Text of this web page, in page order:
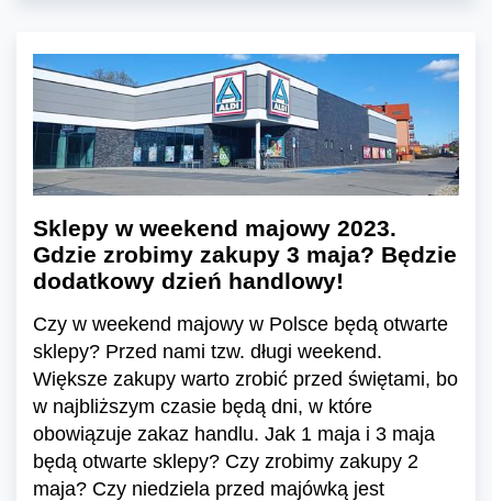
Sklepy w weekend majowy 2023.
Gdzie zrobimy zakupy 3 maja? Będzie
dodatkowy dzień handlowy!
Czy w weekend majowy w Polsce będą otwarte
sklepy? Przed nami tzw. długi weekend.
Większe zakupy warto zrobić przed świętami, bo
w najbliższym czasie będą dni, w które
obowiązuje zakaz handlu. Jak 1 maja i 3 maja
będą otwarte sklepy? Czy zrobimy zakupy 2
maja? Czy niedziela przed majówką jest